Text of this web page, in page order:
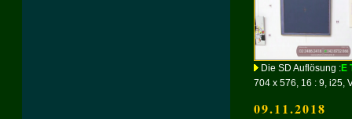
Die SD Auflösung :E
704 x 576, 16 : 9, i25,
09.11.2018